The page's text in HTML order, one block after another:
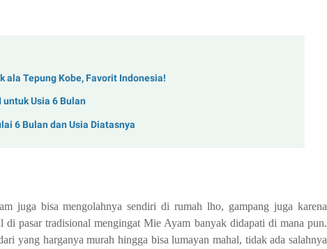
ala Tepung Kobe, Favorit Indonesia!
untuk Usia 6 Bulan
6 Bulan dan Usia Diatasnya
juga bisa mengolahnya sendiri di rumah lho, gampang juga karena
pasar tradisional mengingat Mie Ayam banyak didapati di mana pun.
yang harganya murah hingga bisa lumayan mahal, tidak ada salahnya